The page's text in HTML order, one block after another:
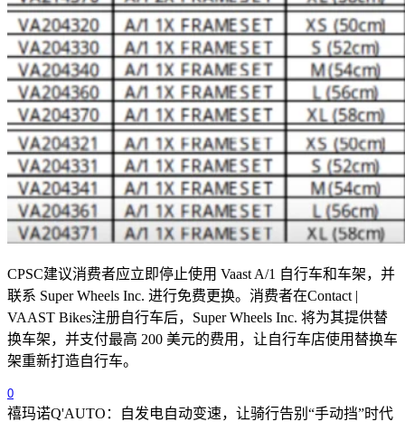
CPSC建议消费者应立即停止使用 Vaast A/1 自行车和车架，并
联系 Super Wheels Inc. 进行免费更换。消费者在Contact |
VAAST Bikes注册自行车后， Super Wheels Inc. 将为其提供替
换车架，并支付最高 200 美元的费用，让自行车店使用替换车
架重新打造自行车。
0
禧玛诺Q'AUTO：自发电自动变速，让骑行告别“手动挡”时代